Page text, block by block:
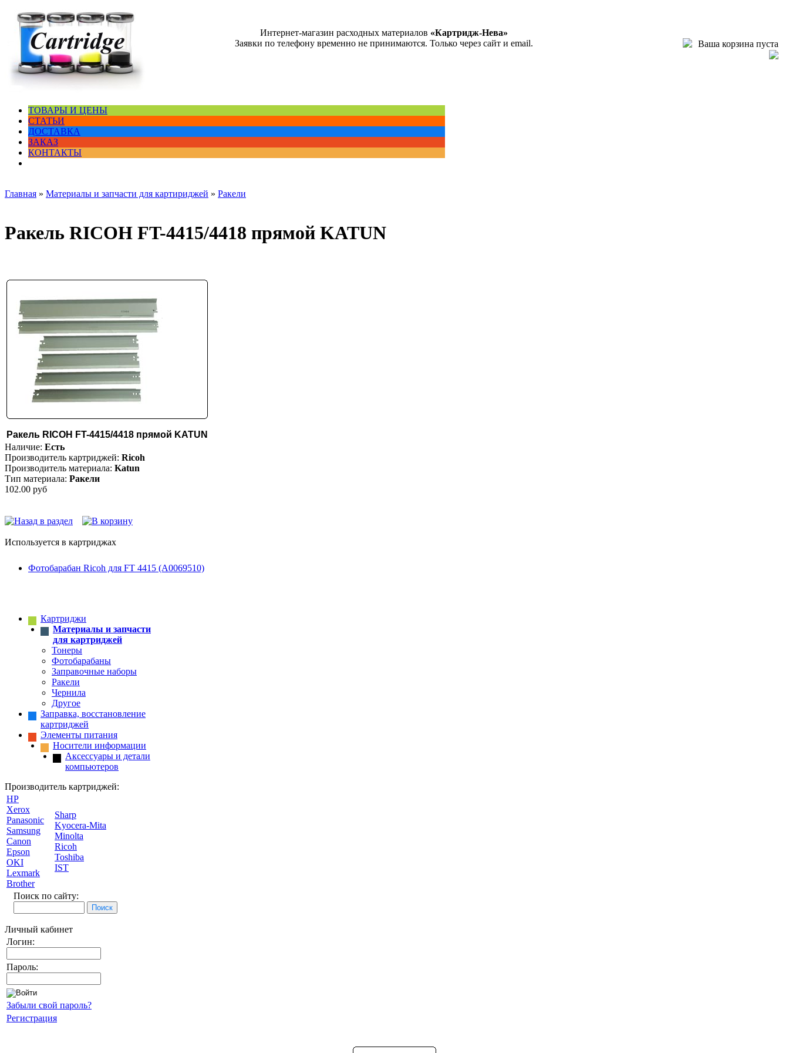
Интернет-магазин расходных материалов «Картридж-Нева»
Заявки по телефону временно не принимаются. Только через сайт и email.
Ваша корзина пуста
ТОВАРЫ И ЦЕНЫ
СТАТЬИ
ДОСТАВКА
ЗАКАЗ
КОНТАКТЫ
Главная » Материалы и запчасти для картириджей » Ракели
Ракель RICOH FT-4415/4418 прямой KATUN
Ракель RICOH FT-4415/4418 прямой KATUN
Наличие: Есть
Производитель картриджей: Ricoh
Производитель материала: Katun
Тип материала: Ракели
102.00 руб
Используется в картриджах
Фотобарабан Ricoh для FT 4415 (A0069510)
Картриджи
Материалы и запчасти
для картриджей
Тонеры
Фотобарабаны
Заправочные наборы
Ракели
Чернила
Другое
Заправка, восстановление
картриджей
Элементы питания
Носители информации
Аксессуары и детали
компьютеров
Производитель картриджей:
HP
Xerox
Panasonic
Samsung
Canon
Epson
OKI
Lexmark
Brother
Sharp
Kyocera-Mita
Minolta
Ricoh
Toshiba
IST
Поиск по сайту:
Личный кабинет
Логин:
Пароль:
Забыли свой пароль?
Регистрация